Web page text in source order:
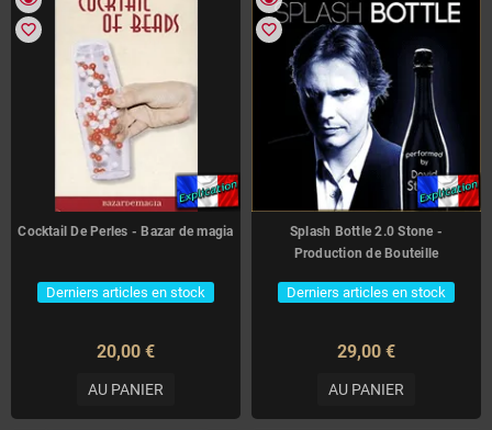
favorite_border
Cocktail De Perles - Bazar de magia
Derniers articles en stock
20,00 €
AU PANIER
favorite_border
Splash Bottle 2.0 Stone -
Production de Bouteille
Derniers articles en stock
29,00 €
AU PANIER